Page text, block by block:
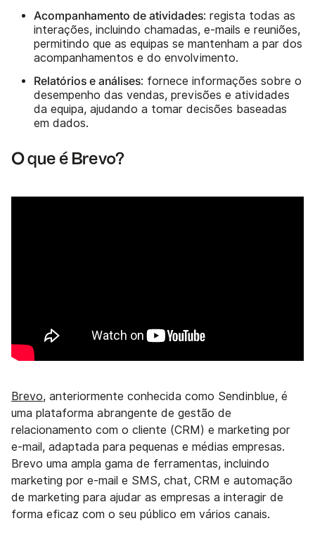
Acompanhamento de atividades: regista todas as
interações, incluindo chamadas, e-mails e reuniões,
permitindo que as equipas se mantenham a par dos
acompanhamentos e do envolvimento.
Relatórios e análises: fornece informações sobre o
desempenho das vendas, previsões e atividades
da equipa, ajudando a tomar decisões baseadas
em dados.
O que é Brevo?
Brevo, anteriormente conhecida como Sendinblue, é
uma plataforma abrangente de gestão de
relacionamento com o cliente (CRM) e marketing por
e-mail, adaptada para pequenas e médias empresas.
Brevo uma ampla gama de ferramentas, incluindo
marketing por e-mail e SMS, chat, CRM e automação
de marketing para ajudar as empresas a interagir de
forma eficaz com o seu público em vários canais.